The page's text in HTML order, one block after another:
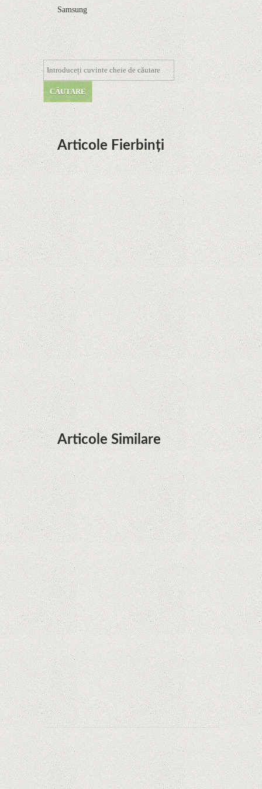
Samsung
Articole Fierbinți
Dota Anime venind la Netflix în această lună de
la Legenda Korra Studio Mir
Curtea Supremă reglementează în favoarea
Google în Oracle Java Fight
Zvon: aplicațiile Google nu se mai pot instala pe
terminalele Huawei cu procesoare Kirin
Huawei P50 primeşte o posibilă dată de lansare
şi e mai curând decât credeam; Are cameră
telephoto cu zoom optic variabil
Articole Similare
Descoperire remarcabilă. Genomul uman nu mai
are secrete
iPhone 12 Mini, bijuteria - TECH REVIEW
Apple cedează, în sfârșit. Piese de schimb pentru
iPhone și Mac, puse în vânzare
Rețelele sociale au pierdut deja 10 miliarde de
dolari din cauza noilor reguli Apple privind
urmărirea utilizatorilor